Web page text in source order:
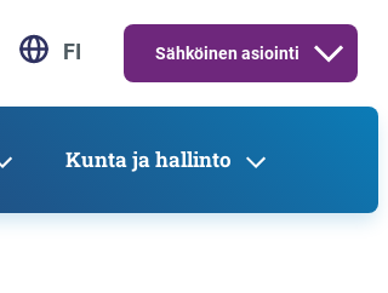
FI Sähköinen asiointi
Kunta ja hallinto